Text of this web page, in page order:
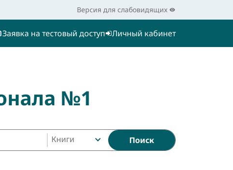
Версия для слабовидящих
Заявка на тестовый доступ Личный кабинет
№1
Книги Поиск